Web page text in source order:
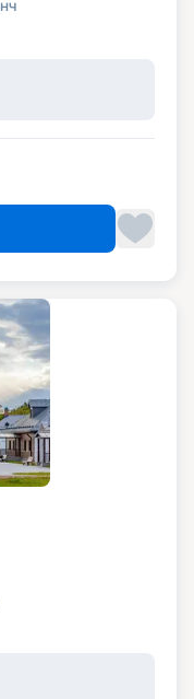
нч